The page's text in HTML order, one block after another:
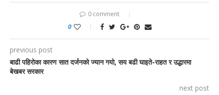
0 comment
0
previous post
बाढी पहिरोका कारण सात दर्जनको ज्यान गयो, सय बढी घाइते-राहत र उद्धारमा
बेखबर सरकार
next post